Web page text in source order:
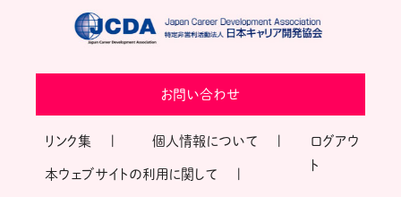
お問い合わせ
リンク集 個人情報について
本ウェブサイトの利用に関して
ログアウ
ト